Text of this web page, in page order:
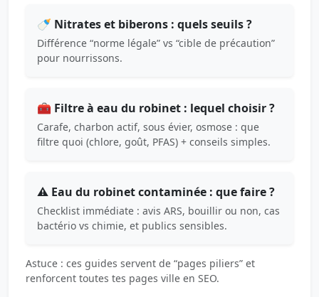
🍼 Nitrates et biberons : quels seuils ?
Différence “norme légale” vs “cible de précaution”
pour nourrissons.
🧰 Filtre à eau du robinet : lequel choisir ?
Carafe, charbon actif, sous évier, osmose : que
filtre quoi (chlore, goût, PFAS) + conseils simples.
⚠️ Eau du robinet contaminée : que faire ?
Checklist immédiate : avis ARS, bouillir ou non, cas
bactério vs chimie, et publics sensibles.
Astuce : ces guides servent de “pages piliers” et
renforcent toutes tes pages ville en SEO.